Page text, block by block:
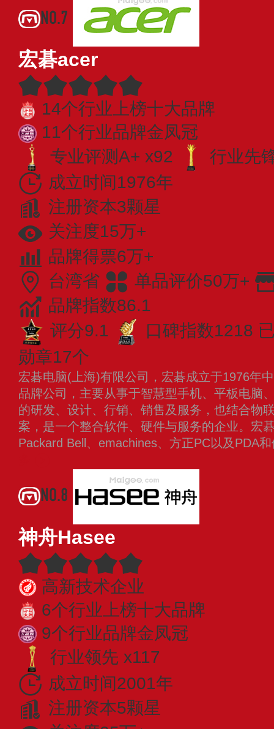
NO.7
宏碁acer
14个行业上榜十大品牌
11个行业品牌金凤冠
专业评测A+ x92
行业先
成立时间1976年
注册资本3颗星
关注度15万+
品牌得票6万+
台湾省
单品评价50万+
品牌指数86.1
评分9.1
口碑指数1218
勋章17个
宏碁电脑(上海)有限公司，宏碁成立于1976年
品牌公司，主要从事于智慧型手机、平板电脑
的研发、设计、行销、销售及服务，也结合物
案，是一个整合软件、硬件与服务的企业。宏
Packard Bell、emachines、方正PC以及PDA
NO.8
神舟Hasee
高新技术企业
6个行业上榜十大品牌
9个行业品牌金凤冠
行业领先 x117
成立时间2001年
注册资本5颗星